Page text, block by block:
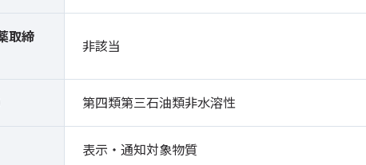
取締
非該当
第四類第三石油類非水溶性
表示・通知対象物質